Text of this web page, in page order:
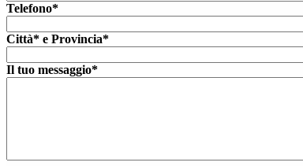
Telefono*
Città* e Provincia*
Il tuo messaggio*